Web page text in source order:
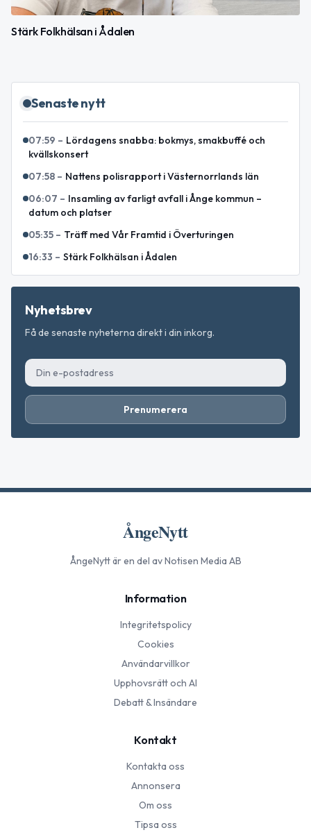
Stärk Folkhälsan i Ådalen
Senaste nytt
07:59 – Lördagens snabba: bokmys, smakbuffé och
kvällskonsert
07:58 – Nattens polisrapport i Västernorrlands län
06:07 – Insamling av farligt avfall i Ånge kommun –
datum och platser
05:35 – Träff med Vår Framtid i Överturingen
16:33 – Stärk Folkhälsan i Ådalen
Nyhetsbrev
Få de senaste nyheterna direkt i din inkorg.
Prenumerera
ÅngeNytt
ÅngeNyttär en del av Notisen Media AB
Information
Integritetspolicy
Cookies
Användarvillkor
Upphovsrätt och AI
Debatt & Insändare
Kontakt
Kontakta oss
Annonsera
Om oss
Tipsa oss